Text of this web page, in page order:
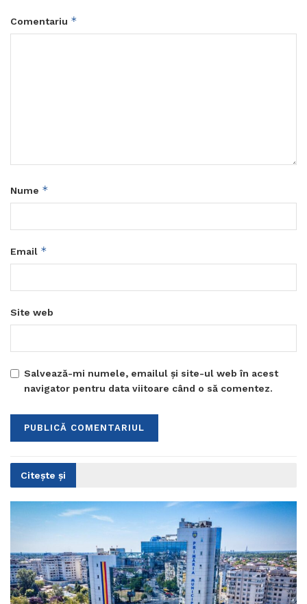
Comentariu *
Nume *
Email *
Site web
Salvează-mi numele, emailul și site-ul web în acest
navigator pentru data viitoare când o să comentez.
Citește și